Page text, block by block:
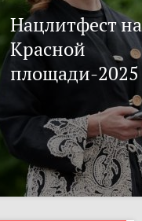
Нацлитфест на
Красной
площади-2025